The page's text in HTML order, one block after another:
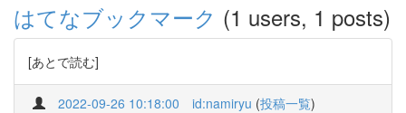
はてなブックマーク (1 users, 1 posts)
[あとで読む]
2022-09-26 10:18:00 id:namiryu (投稿一覧)